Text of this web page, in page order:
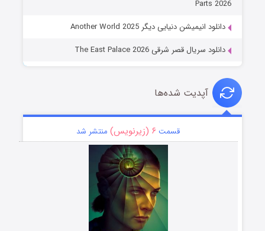
Parts 2026
دانلود انیمیشن دنیایی دیگر Another World 2025
دانلود سریال قصر شرقی The East Palace 2026
آپدیت شده‌ها
قسمت ۶ (زیرنویس) منتشر شد